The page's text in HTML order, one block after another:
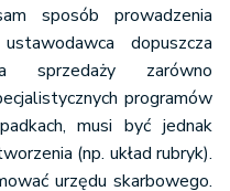
sposób prowadzenia
dopuszcza
sprzedaży zarówno
programów
musi być jednak
(np. układ rubryk).
urzędu skarbowego.